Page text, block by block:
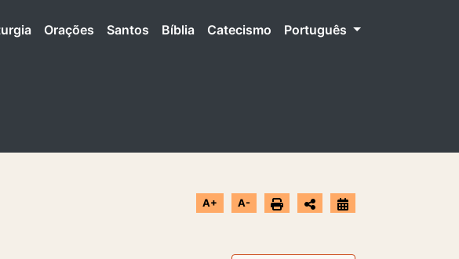
Orações Santos Bíblia Catecismo Português
A+ A-